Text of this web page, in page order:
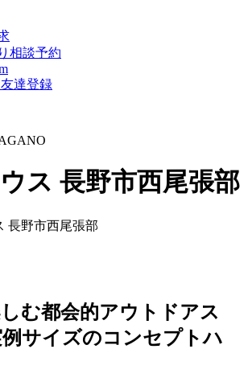
相談予約
達登録
ス 長野市西尾張部
長野市西尾張部
む都会的アウトドアス
サイズのコンセプトハ